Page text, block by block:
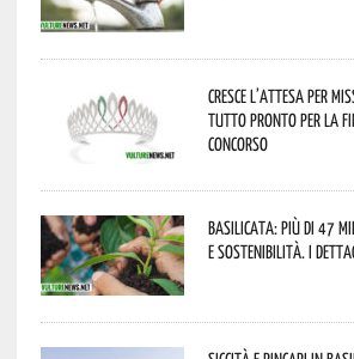
Cresce l’attesa per
tutto pronto per la
concorso
Basilicata: più di 47
e sostenibilità. I